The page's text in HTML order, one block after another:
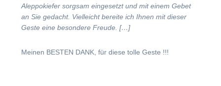
Aleppokiefer sorgsam eingesetzt und mit einem Gebet
an Sie gedacht. Vielleicht bereite ich Ihnen mit dieser
Geste eine besondere Freude. […]
Meinen BESTEN DANK, für diese tolle Geste !!!